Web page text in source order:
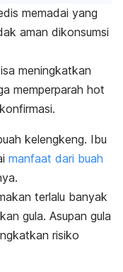
memadai yang
aman dikonsumsi
meningkatkan
memperparah hot
kelengkeng. Ibu
manfaat dari buah
terlalu banyak
gula. Asupan gula
risiko